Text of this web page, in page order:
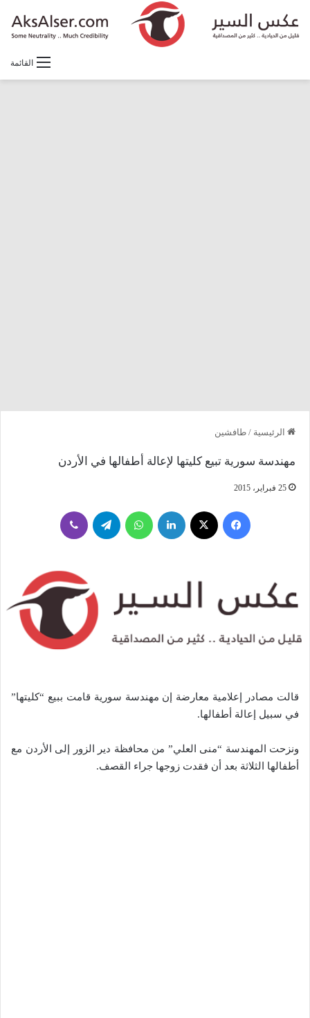
القائمة
الرئيسية / طافشين
مهندسة سورية تبيع كليتها لإعالة أطفالها في الأردن
25 فبراير، 2015
فيسبوك لينكدإن واتساب تيلقرام
قالت مصادر إعلامية معارضة إن مهندسة سورية قامت ببيع “كليتها”
في سبيل إعالة أطفالها.
ونزحت المهندسة “منى العلي” من محافظة دير الزور إلى الأردن مع
أطفالها الثلاثة بعد أن فقدت زوجها جراء القصف.